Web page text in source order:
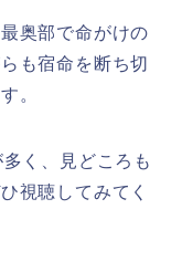
奥部で命がけの
も宿命を断ち切
。
く、見どころも
視聴してみてく